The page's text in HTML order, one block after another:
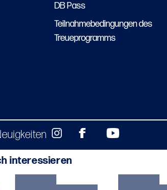
DB Pass
Teilnahmebedingungen des
Treueprogramms
interessieren